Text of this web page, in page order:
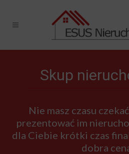
Skup
Nie masz czasu
prezentować im
dla Ciebie krótki czas
dobra